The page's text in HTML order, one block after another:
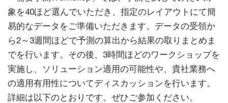
象を40ほど選んでいただき、指定のレイアウトにて簡
易的なデータをご準備いただきます。データの受領か
ら2～3週間ほどで予測の算出から結果の取りまとめま
でを行います。その後、3時間ほどのワークショップを
実施し、ソリューション適用の可能性や、貴社業務へ
の適用有用性についてディスカッションを行います。
詳細は以下のとおりです。ぜひご参加ください。